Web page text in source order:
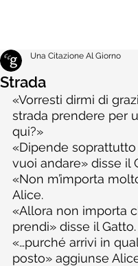
Strada
Una Citazione Al Giorno
«Vorresti dirmi di
strada prendere per
qui?»
«Dipende
vuoi andare» disse il
«Non m’importa
Alice.
«Allora non importa
prendi» disse il Gatto.
«…purché arrivi in
posto» aggiunse